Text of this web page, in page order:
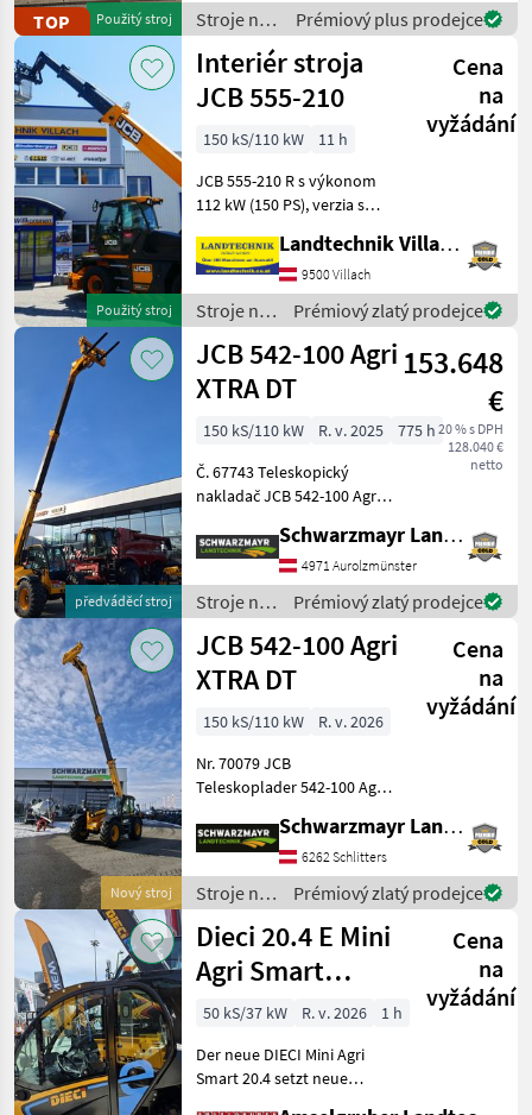
Marketplace
Nabídky
prodejců
Inzeráty
TOP Použitý stroj
Werkzeugunterkante -Unter
200cm Bauhöhe -75 PS 4
Zylind
Stroje na
stavbu /
Dieci
Prémiový plus prodejce
Použitý stroj
Interiér stroja
JCB 555-210
Cena
na
vyžádání
150 kS/110 kW
11 h
JCB 555-210 R s výkonom
112 kW (150 PS), verzia s
palcový displej Load
Management s
automatickou detekciou
príslušenstva, kabína s
kúrením a kl
Landtechnik Villach GmbH
9500 Villach
Stroje na
stavbu /
JCB
Prémiový zlatý prodejce
předváděcí stroj
JCB 542-100 Agri
XTRA DT
153.648
€
20 % s DPH
128.040 €
netto
150 kS/110 kW R. v. 2025
775 h
Č. 67743 Teleskopický
nakladač JCB 542-100 Agri
silou 4, 2 tony - s výškou
zdvihu 9, 8 metra - s 4-
valcovým motorom JCB
Dieselmax Common Rail
Schwarzmayr Landtechnik GmbH - Aurolzmünster
4971 Aurolzmünster
Stroje na
stavbu /
JCB
Prémiový zlatý prodejce
Nový stroj
JCB 542-100 Agri
XTRA DT
Cena
na
vyžádání
150 kS/110 kW
R. v. 2026
Nr. 70079 JCB
Teleskoplader 542-100 Agri
Tonnen - mit Hubhöhe 9, 8
Meter - mit 150PS 4 Zylinder
JCB Dieselmax Common
Rail (bis 2000b
Schwarzmayr Landtechnik GmbH - Schlitters
6262 Schlitters
Stroje na
stavbu /
JCB
Prémiový zlatý prodejce
Dieci 20.4 E Mini
Agri Smart
ELEKTRO
Teleskoplader
TOP
Cena
na
vyžádání
50 kS/37 kW R. v. 2026
1 h
Der neue DIECI Mini Agri
Smart 20.4 setzt neue